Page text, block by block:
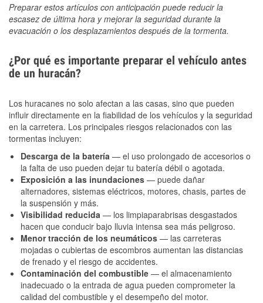
Preparar estos artículos con anticipación puede reducir la
escasez de última hora y mejorar la seguridad durante la
evacuación o los desplazamientos después de la tormenta.
¿Por qué es importante preparar el vehículo antes
de un huracán?
Los huracanes no solo afectan a las casas, sino que pueden
influir directamente en la fiabilidad de los vehículos y la seguridad
en la carretera. Los principales riesgos relacionados con las
tormentas incluyen:
Descarga de la batería — el uso prolongado de accesorios o
la falta de uso pueden dejar tu batería débil o agotada.
Exposición a las inundaciones — puede dañar
alternadores, sistemas eléctricos, motores, chasis, partes de
la suspensión y más.
Visibilidad reducida — los limpiaparabrisas desgastados
hacen que conducir bajo lluvia intensa sea más peligroso.
Menor tracción de los neumáticos — las carreteras
mojadas o cubiertas de escombros aumentan las distancias
de frenado y el riesgo de accidentes.
Contaminación del combustible — el almacenamiento
inadecuado o la entrada de agua pueden comprometer la
calidad del combustible y el desempeño del motor.